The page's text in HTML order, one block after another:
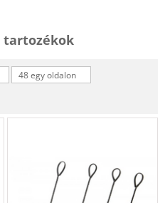
tartozékok
48 egy oldalon